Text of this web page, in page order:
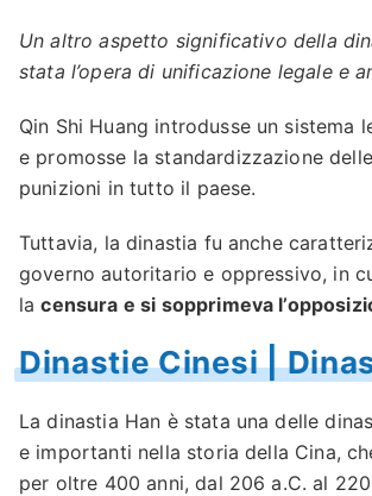
Un altro aspetto significativo della
stata l’opera di unificazione legale e
Qin Shi Huang introdusse un sistema
e promosse la standardizzazione
punizioni in tutto il paese.
Tuttavia, la dinastia fu anche
governo autoritario e oppressivo, in
lacensura e si sopprimeva
Dinastie Cinesi |
La dinastia Han è stata una delle
e importanti nella storia della Cina,
per oltre 400 anni, dal 206 a.C. al